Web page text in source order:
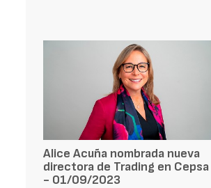
Alice Acuña nombrada nueva
directora de Trading en Cepsa
- 01/09/2023